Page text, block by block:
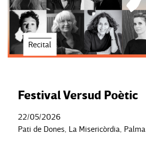
Recital
Festival Versud Poètic
22/05/2026
Pati de Dones, La Misericòrdia, Palma